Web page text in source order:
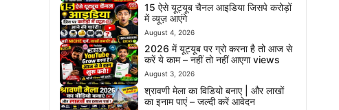
15 ऐसे यूट्यूब चैनल आइडिया जिसपे करोड़ों
में व्यूज़ आएंगे
August 4, 2026
2026 में यूट्यूब पर ग्रो करना है तो आज से
करें ये काम – नहीं तो नहीं आएगा views
August 3, 2026
श्रावणी मेला का विडियो बनाए | और लाखों
का इनाम पाएं – जल्दी करें आवेदन